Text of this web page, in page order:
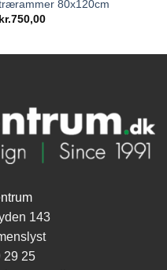
80x120cm
kr.750,00
143
29 25